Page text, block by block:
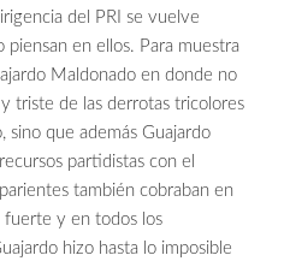
del PRI se vuelve
en ellos. Para muestra
Maldonado en donde no
triste de las derrotas tricolores
sino que además Guajardo
partidistas con el
también cobraban en
fuerte y en todos los
hizo hasta lo imposible